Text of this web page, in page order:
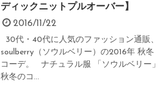
ディックニットプルオーバー】
2016/11/22
30代・40代に人気のファッション通販、
soulberry（ソウルベリー）の2016年 秋冬
コーデ。 ナチュラル服 「ソウルベリー」
秋冬のコ...